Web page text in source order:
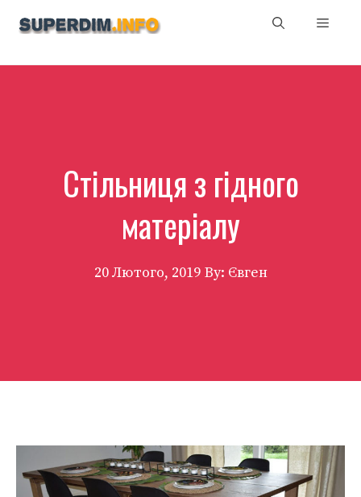
Стільниця з гідного
матеріалу
20 Лютого, 2019 By: Євген